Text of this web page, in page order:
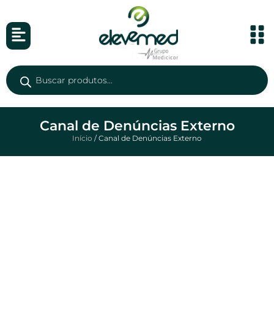
Canal de Denúncias Externo
Início / Canal de Denúncias Externo